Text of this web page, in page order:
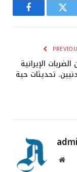
Facebook
الإيرانية